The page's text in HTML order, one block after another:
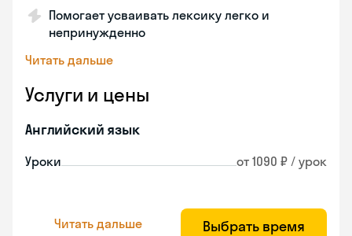
Помогает усваивать лексику легко и
непринужденно
Читать дальше
Услуги и цены
Английский язык
Уроки от 1090 ₽ / урок
Читать дальше Выбрать время